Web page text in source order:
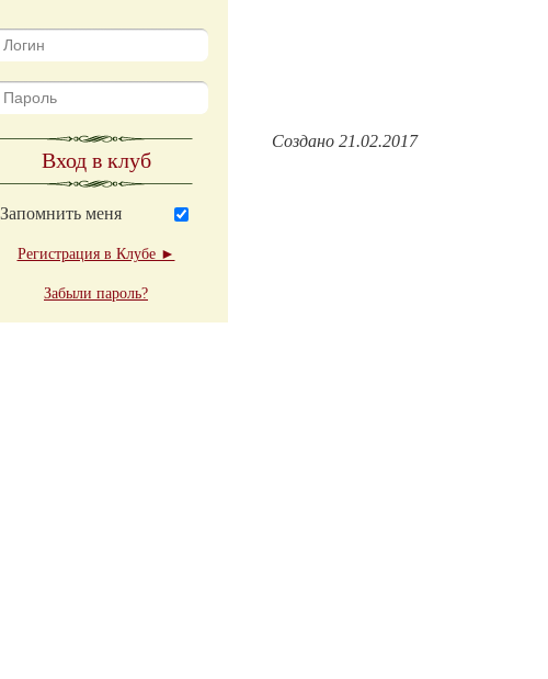
Вход в клуб
Запомнить меня
Регистрация в Клубе ►
Забыли пароль?
Создано 21.02.2017